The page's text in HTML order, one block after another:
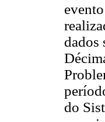
dados
do